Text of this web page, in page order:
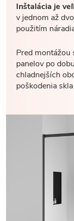
Inštalácia je
v jednom až
použitím
Pred montážou
panelov po
chladnejších
poškodenia